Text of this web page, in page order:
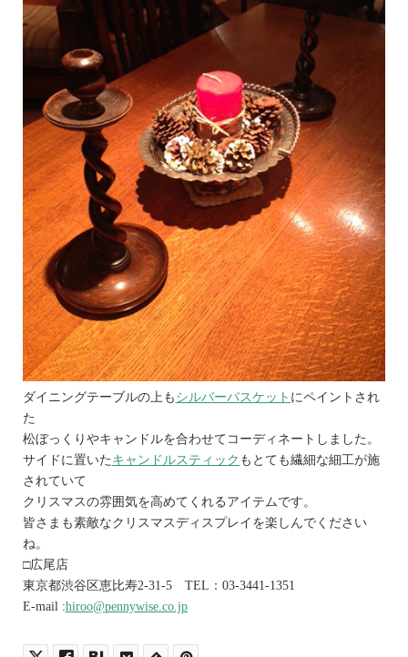
ダイニングテーブルの上も シルバーバスケット にペイントされ
た
松ぼっくりやキャンドルを合わせてコーディネートしました。
サイドに置いた キャンドルスティック もとても繊細な細工が施
されていて
クリスマスの雰囲気を高めてくれるアイテムです。
皆さまも素敵なクリスマスディスプレイを楽しんでください
ね。
□広尾店
東京都渋谷区恵比寿2-31-5 TEL：03-3441-1351
E-mail :hiroo@pennywise.co.jp